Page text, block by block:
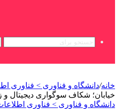
خانه/دانشگاه و فناوری > فناوری
خیابان؛ شکاف سوگواری دیجیتال و
دانشگاه و فناوری > فناوری